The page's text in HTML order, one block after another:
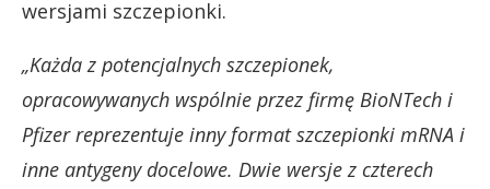
wersjami szczepionki.
„Każda z potencjalnych szczepionek,
opracowywanych wspólnie przez firmę BioNTech i
Pfizer reprezentuje inny format szczepionki mRNA i
inne antygeny docelowe. Dwie wersje z czterech